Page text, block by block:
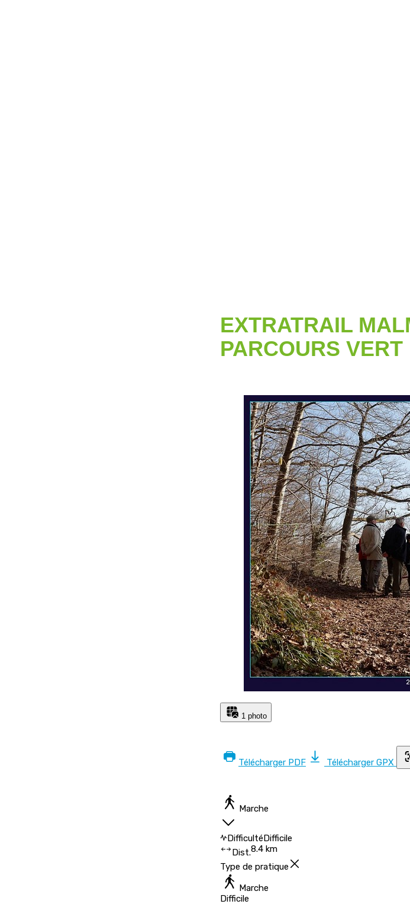
EXTRATRAIL
PARCOURS VERT
1 photo
Télécharger PDF Télécharger GPX
Marche
DifficultéDifficile
Dist.8.4 km
Type de pratique
Marche
Difficile